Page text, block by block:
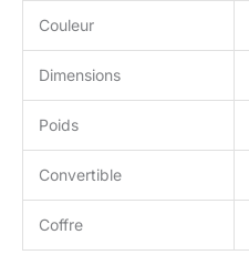
Couleur
Dimensions
Poids
Convertible
Coffre